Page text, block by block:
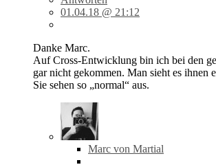
01.04.18 @ 21:12
Danke Marc.
Auf Cross-Entwicklung bin ich bei den
gar nicht gekommen. Man sieht es ihnen
Sie sehen so „normal“ aus.
Marc von Martial